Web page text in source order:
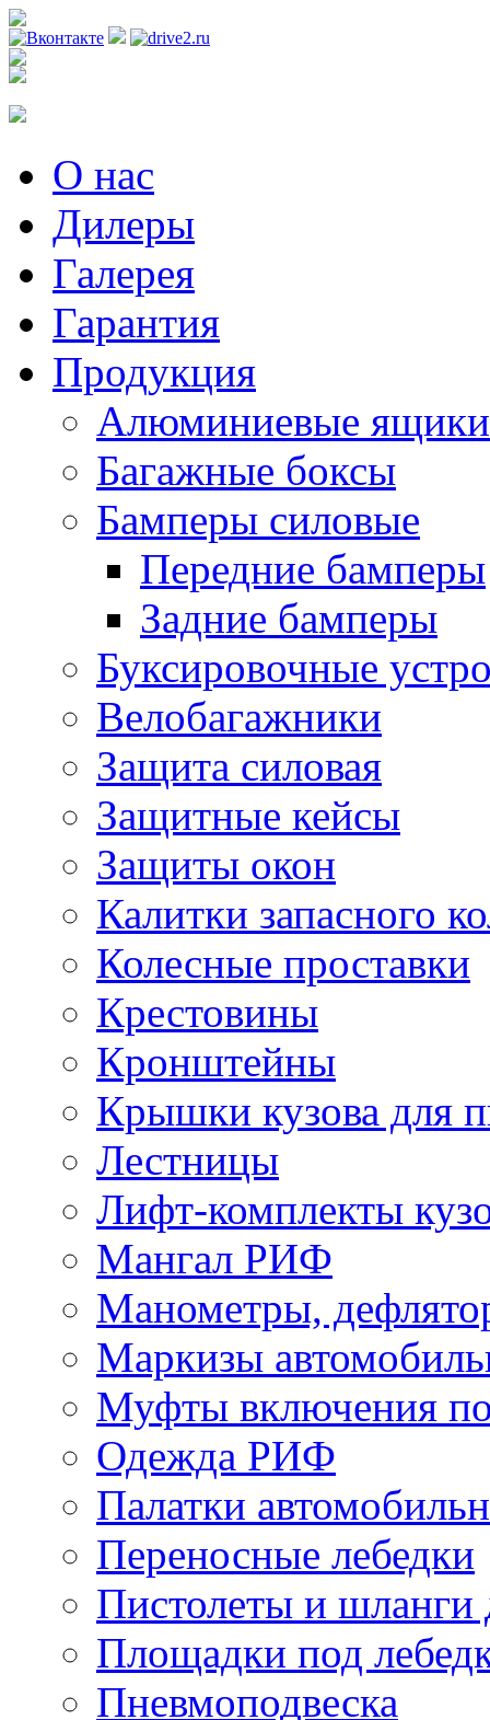
О нас
Дилеры
Галерея
Гарантия
Продукция
Алюминиевые ящики
Багажные боксы
Бамперы силовые
Передние бамперы
Задние бамперы
Буксировочные
Велобагажники
Защита силовая
Защитные кейсы
Защиты окон
Калитки запасного
Колесные проставки
Крестовины
Кронштейны
Крышки кузова для
Лестницы
Лифт-комплекты
Мангал РИФ
Манометры,
Маркизы
Муфты включения
Одежда РИФ
Палатки
Переносные лебедки
Пистолеты и шланги
Площадки под
Пневмоподвеска